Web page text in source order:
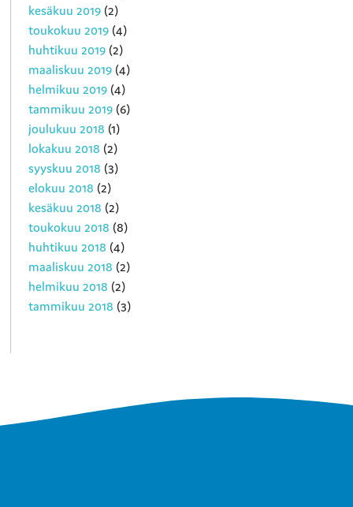
kesäkuu 2019 (2)
toukokuu 2019 (4)
huhtikuu 2019 (2)
maaliskuu 2019 (4)
helmikuu 2019 (4)
tammikuu 2019 (6)
joulukuu 2018 (1)
lokakuu 2018 (2)
syyskuu 2018 (3)
elokuu 2018 (2)
kesäkuu 2018 (2)
toukokuu 2018 (8)
huhtikuu 2018 (4)
maaliskuu 2018 (2)
helmikuu 2018 (2)
tammikuu 2018 (3)